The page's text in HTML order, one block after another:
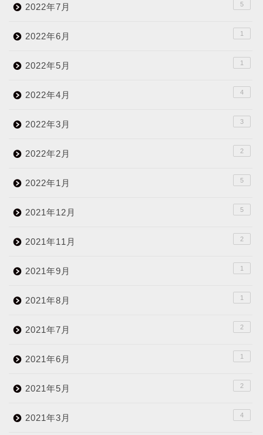
2022年7月 5
2022年6月 1
2022年5月 1
2022年4月 4
2022年3月 3
2022年2月 2
2022年1月 5
2021年12月 5
2021年11月 2
2021年9月 1
2021年8月 1
2021年7月 2
2021年6月 1
2021年5月 2
2021年3月 4